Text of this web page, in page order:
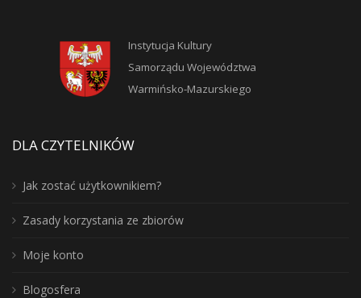
Instytucja Kultury
Samorządu Województwa
Warmińsko-Mazurskiego
DLA CZYTELNIKÓW
Jak zostać użytkownikiem?
Zasady korzystania ze zbiorów
Moje konto
Blogosfera